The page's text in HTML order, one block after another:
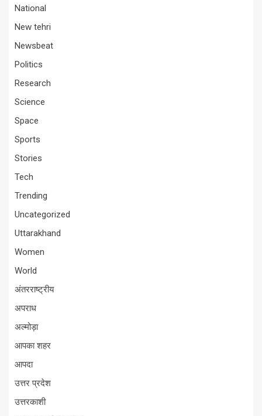
National
New tehri
Newsbeat
Politics
Research
Science
Space
Sports
Stories
Tech
Trending
Uncategorized
Uttarakhand
Women
World
अंतरराष्ट्रीय
अपराध
अल्मोड़ा
आपका शहर
आपदा
उत्तर प्रदेश
उत्तरकाशी